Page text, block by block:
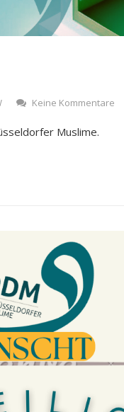
Keine Kommentare
Muslime.